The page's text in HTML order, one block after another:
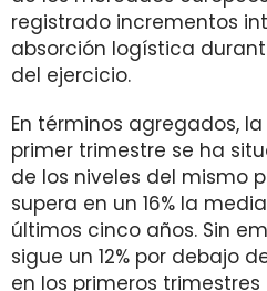
registrado incrementos
absorción logística
del ejercicio.
En términos agregados, la
primer trimestre se ha
de los niveles del mismo
supera en un 16% la
últimos cinco años. Sin
sigue un 12% por debajo
en los primeros